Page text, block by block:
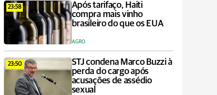
23:58
Após tarifaço, Haiti
compra mais vinho
brasileiro do que os EUA
AGRO
23:50
STJ condena Marco Buzzi à
perda do cargo após
acusações de assédio
sexual